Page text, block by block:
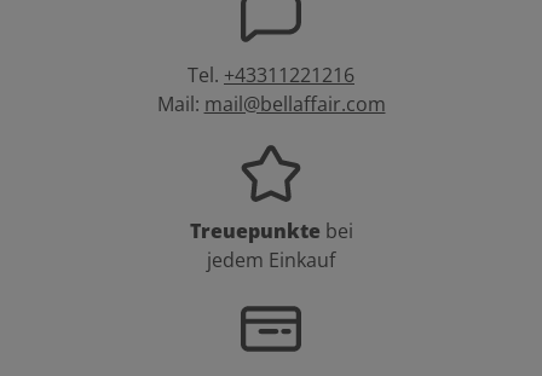
Tel. +43311221216
Mail: mail@bellaffair.com
Treuepunkte bei
jedem Einkauf